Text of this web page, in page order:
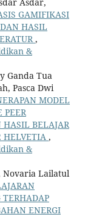
GAMIFIKASI
HASIL
,
&
Ganda Tua
Pasca Dwi
MODEL
PEER
BELAJAR
HELVETIA ,
&
Lailatul
TERHADAP
ENERGI